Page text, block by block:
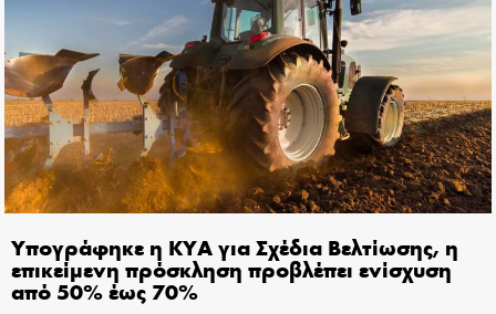
Υπογράφηκε η ΚΥΑ για Σχέδια Βελτίωσης, η
επικείμενη πρόσκληση προβλέπει ενίσχυση
από 50% έως 70%